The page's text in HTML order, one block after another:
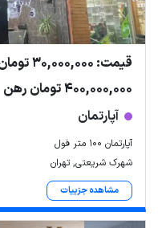
قیمت: 30,000,000 تومان اجاره
400,000,000 تومان رهن
آپارتمان
آپارتمان ۱۰۰ متر فول
شهرک شریعتی, تهران
مشاهده جزییات